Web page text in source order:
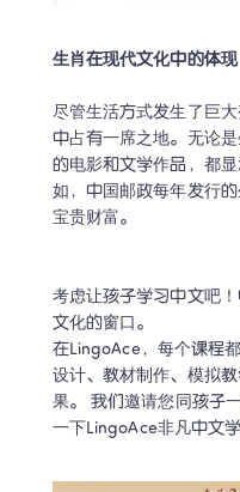
生肖在现代文化中的体现
尽管生活方式发生了巨
中占有一席之地。无论
的电影和文学作品，都
如，中国邮政每年发行
宝贵财富。
考虑让孩子学习中文吧
文化的窗口。
在LingoAce，每个课程
设计、教材制作、模拟
果。 我们邀请您同孩子
一下LingoAce非凡中文